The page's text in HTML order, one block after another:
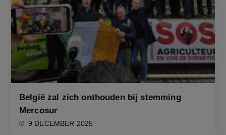
België zal zich onthouden bij stemming
Mercosur
9 DECEMBER 2025